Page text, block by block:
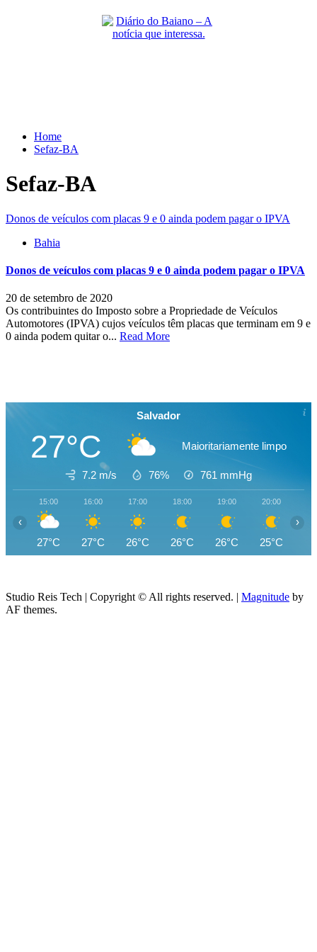
Home
Sefaz-BA
Sefaz-BA
Donos de veículos com placas 9 e 0 ainda podem pagar o IPVA
Bahia
Donos de veículos com placas 9 e 0 ainda podem pagar o IPVA
20 de setembro de 2020
Os contribuintes do Imposto sobre a Propriedade de Veículos
Automotores (IPVA) cujos veículos têm placas que terminam em 9 e
0 ainda podem quitar o... Read More
Salvador
27°C Maioritariamente limpo
7.2 m/s 76% 761 mmHg
15:00
27°C
16:00
27°C
17:00
26°C
18:00
26°C
19:00
26°C
20:00
25°C
‹ ›
Studio Reis Tech | Copyright © All rights reserved. | Magnitude by
AF themes.